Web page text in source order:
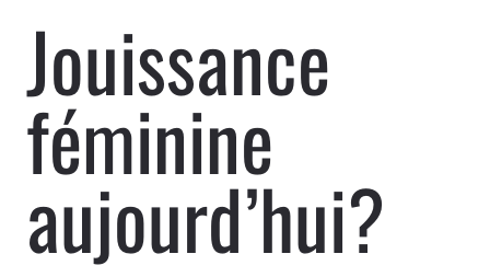
Jouissance
féminine
aujourd’hui?